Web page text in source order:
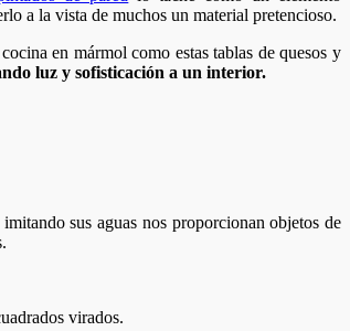
a la vista de muchos un material pretencioso.
en mármol como estas tablas de quesos y
luz y sofisticación a un interior.
sus aguas nos proporcionan objetos de
virados.